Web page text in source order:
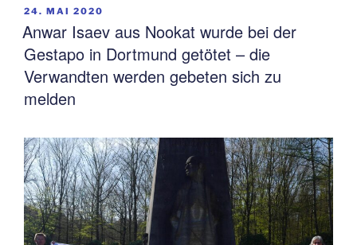
VERÖFFENTLICHT
AM
24. MAI 2020
Anwar Isaev aus Nookat wurde bei der
Gestapo in Dortmund getötet – die
Verwandten werden gebeten sich zu
melden